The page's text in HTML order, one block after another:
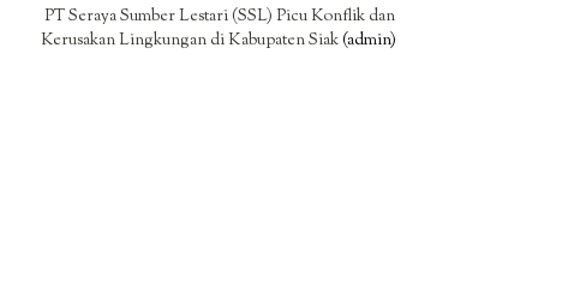
PT Seraya Sumber Lestari (SSL) Picu Konflik dan
Kerusakan Lingkungan di Kabupaten Siak(admin)